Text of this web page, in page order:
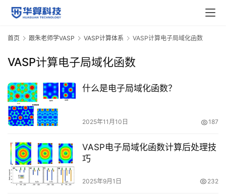
货
V
S
视
频
教
程
M
S
视
频
首页 跟朱老师学VASP VASP计算体系 VASP计算电子局域化函数
VASP计算电子局域化函数
什么是电子局域化函数？
2025年11月10日 187
VASP电子局域化函数计算后处理技
巧
2025年9月1日 232